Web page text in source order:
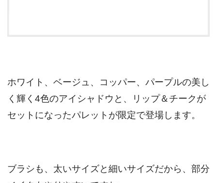
ホワイト、ベージュ、コッパー、パープルの美し
く輝く4色のアイシャドウと、リップ＆チークが
セットになったパレットが限定で登場します。
ブラシも、太いサイズと細いサイズだから、部分